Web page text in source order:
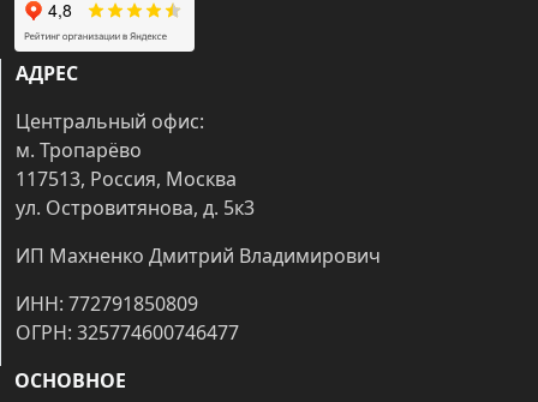
АДРЕС
Центральный офис:
м. Тропарёво
117513, Россия, Москва
ул. Островитянова, д. 5к3
ИП Махненко Дмитрий Владимирович
ИНН: 772791850809
ОГРН: 325774600746477
ОСНОВНОЕ